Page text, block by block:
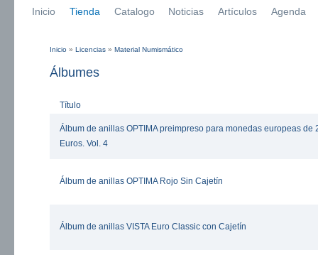
Inicio Tienda Catalogo Noticias Artículos Agenda
Se encuentra usted aquí
Inicio » Licencias » Material Numismático
Álbumes
Título
Álbum de anillas OPTIMA preimpreso para monedas europeas de
Euros. Vol. 4
Álbum de anillas OPTIMA Rojo Sin Cajetín
Álbum de anillas VISTA Euro Classic con Cajetín